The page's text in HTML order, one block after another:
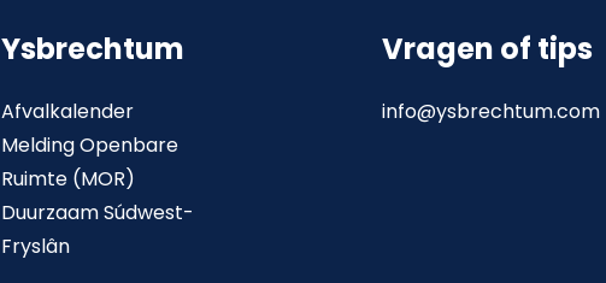
Ysbrechtum
Afvalkalender
Melding Openbare
Ruimte (MOR)
Duurzaam Súdwest-
Fryslân
Vragen of tips
info@ysbrechtum.com